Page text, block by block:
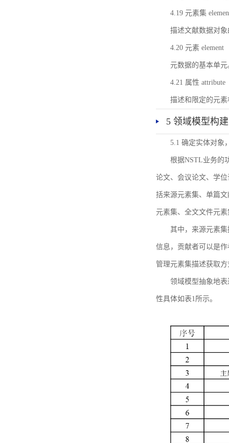
4.19 元素集
描述文献数据对
4.20 元素 element
元数据的基本单元
4.21 属性 attribute
描述和限定的元
5 领域模型构建
5.1 确定实体对象
根据NSTL业务的
论文、会议论文、学
括来源元素集、单篇
元素集、全文文件元
其中，来源元素
信息，贡献者可以是
管理元素集描述获取
领域模型抽象地
性具体如表1所示。